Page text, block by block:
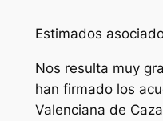
Estimados
Nos resulta muy
han firmado los
Valenciana de